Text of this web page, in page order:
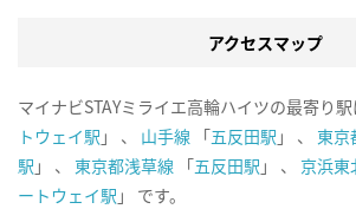
アクセスマップ
マイナビSTAYミライエ高輪ハイツの最寄り駅
トウェイ駅 」 、 山手線 「五反田駅 」 、 東京
駅 」 、 東京都浅草線 「五反田駅 」 、 京浜東
ートウェイ駅 」 です。